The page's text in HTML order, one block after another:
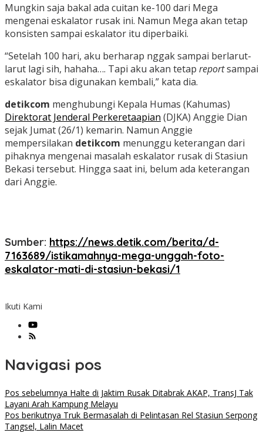
Mungkin saja bakal ada cuitan ke-100 dari Mega
mengenai eskalator rusak ini. Namun Mega akan tetap
konsisten sampai eskalator itu diperbaiki.
“Setelah 100 hari, aku berharap nggak sampai berlarut-
larut lagi sih, hahaha…. Tapi aku akan tetap reportsampai
eskalator bisa digunakan kembali,” kata dia.
detikcom menghubungi Kepala Humas (Kahumas)
Direktorat Jenderal Perkeretaapian (DJKA) Anggie Dian
sejak Jumat (26/1) kemarin. Namun Anggie
mempersilakan detikcom menunggu keterangan dari
pihaknya mengenai masalah eskalator rusak di Stasiun
Bekasi tersebut. Hingga saat ini, belum ada keterangan
dari Anggie.
Sumber: https://news.detik.com/berita/d-
7163689/istikamahnya-mega-unggah-foto-
eskalator-mati-di-stasiun-bekasi/1
Ikuti Kami
Navigasi pos
Pos sebelumnya Halte di Jaktim Rusak Ditabrak AKAP, TransJ Tak
Layani Arah Kampung Melayu
Pos berikutnya Truk Bermasalah di Pelintasan Rel Stasiun Serpong
Tangsel, Lalin Macet